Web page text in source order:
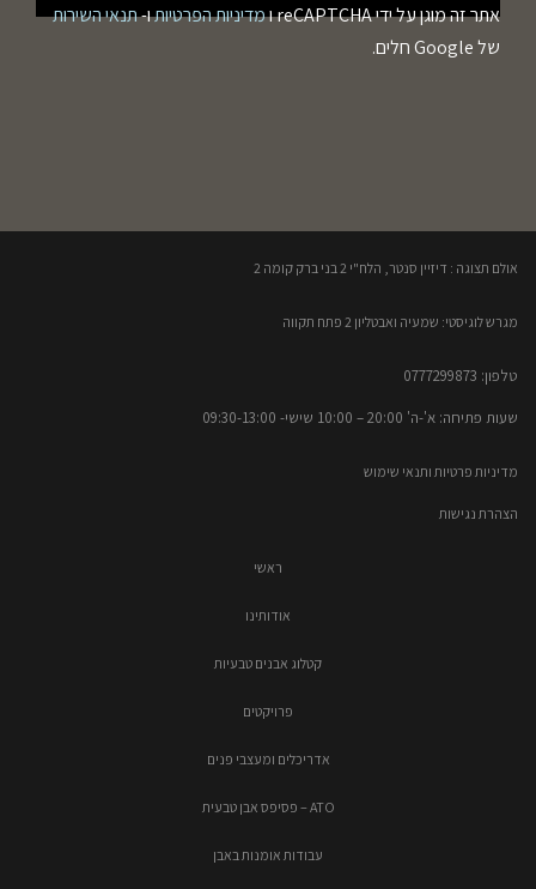
אתר זה מוגן על ידי reCAPTCHA ו מדיניות הפרטיותו-תנאי השירות
של Google חלים.
אולם תצוגה : דיזיין סנטר, הלח"י 2 בני ברק קומה 2​
מגרש לוגיסטי: שמעיה ואבטליון 2 פתח תקווה
טלפון: 0777299873​
שעות פתיחה: א'-ה' 20:00 – 10:00​​ שישי- 09:30-13:00
מדיניות פרטיות ותנאי שימוש
הצהרת נגישות
ראשי
אודותינו
קטלוג אבנים טבעיות
פרויקטים
אדריכלים ומעצבי פנים
ATO – פסיפס אבן טבעית
עבודות אומנות באבן